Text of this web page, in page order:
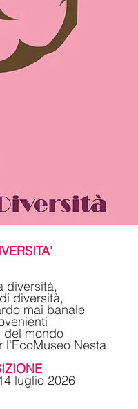
diversità,
diversità,
mai banale
del mondo
l'EcoMuseo Nesta.
luglio 2026